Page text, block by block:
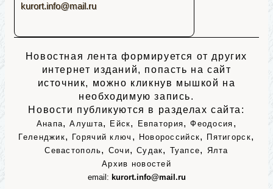
kurort.info@mail.ru
Новостная лента формируется от других
интернет изданий, попасть на сайт
источник, можно кликнув мышкой на
необходимую запись.
Новости публикуются в разделах сайта:
Анапа,Алушта, Ейск, Евпатория,Феодосия ,
Геленджик, Горячий ключ , Новороссийск, Пятигорск,
Севастополь, Сочи, Судак, Туапсе, Ялта
Архив новостей
email: kurort.info@mail.ru